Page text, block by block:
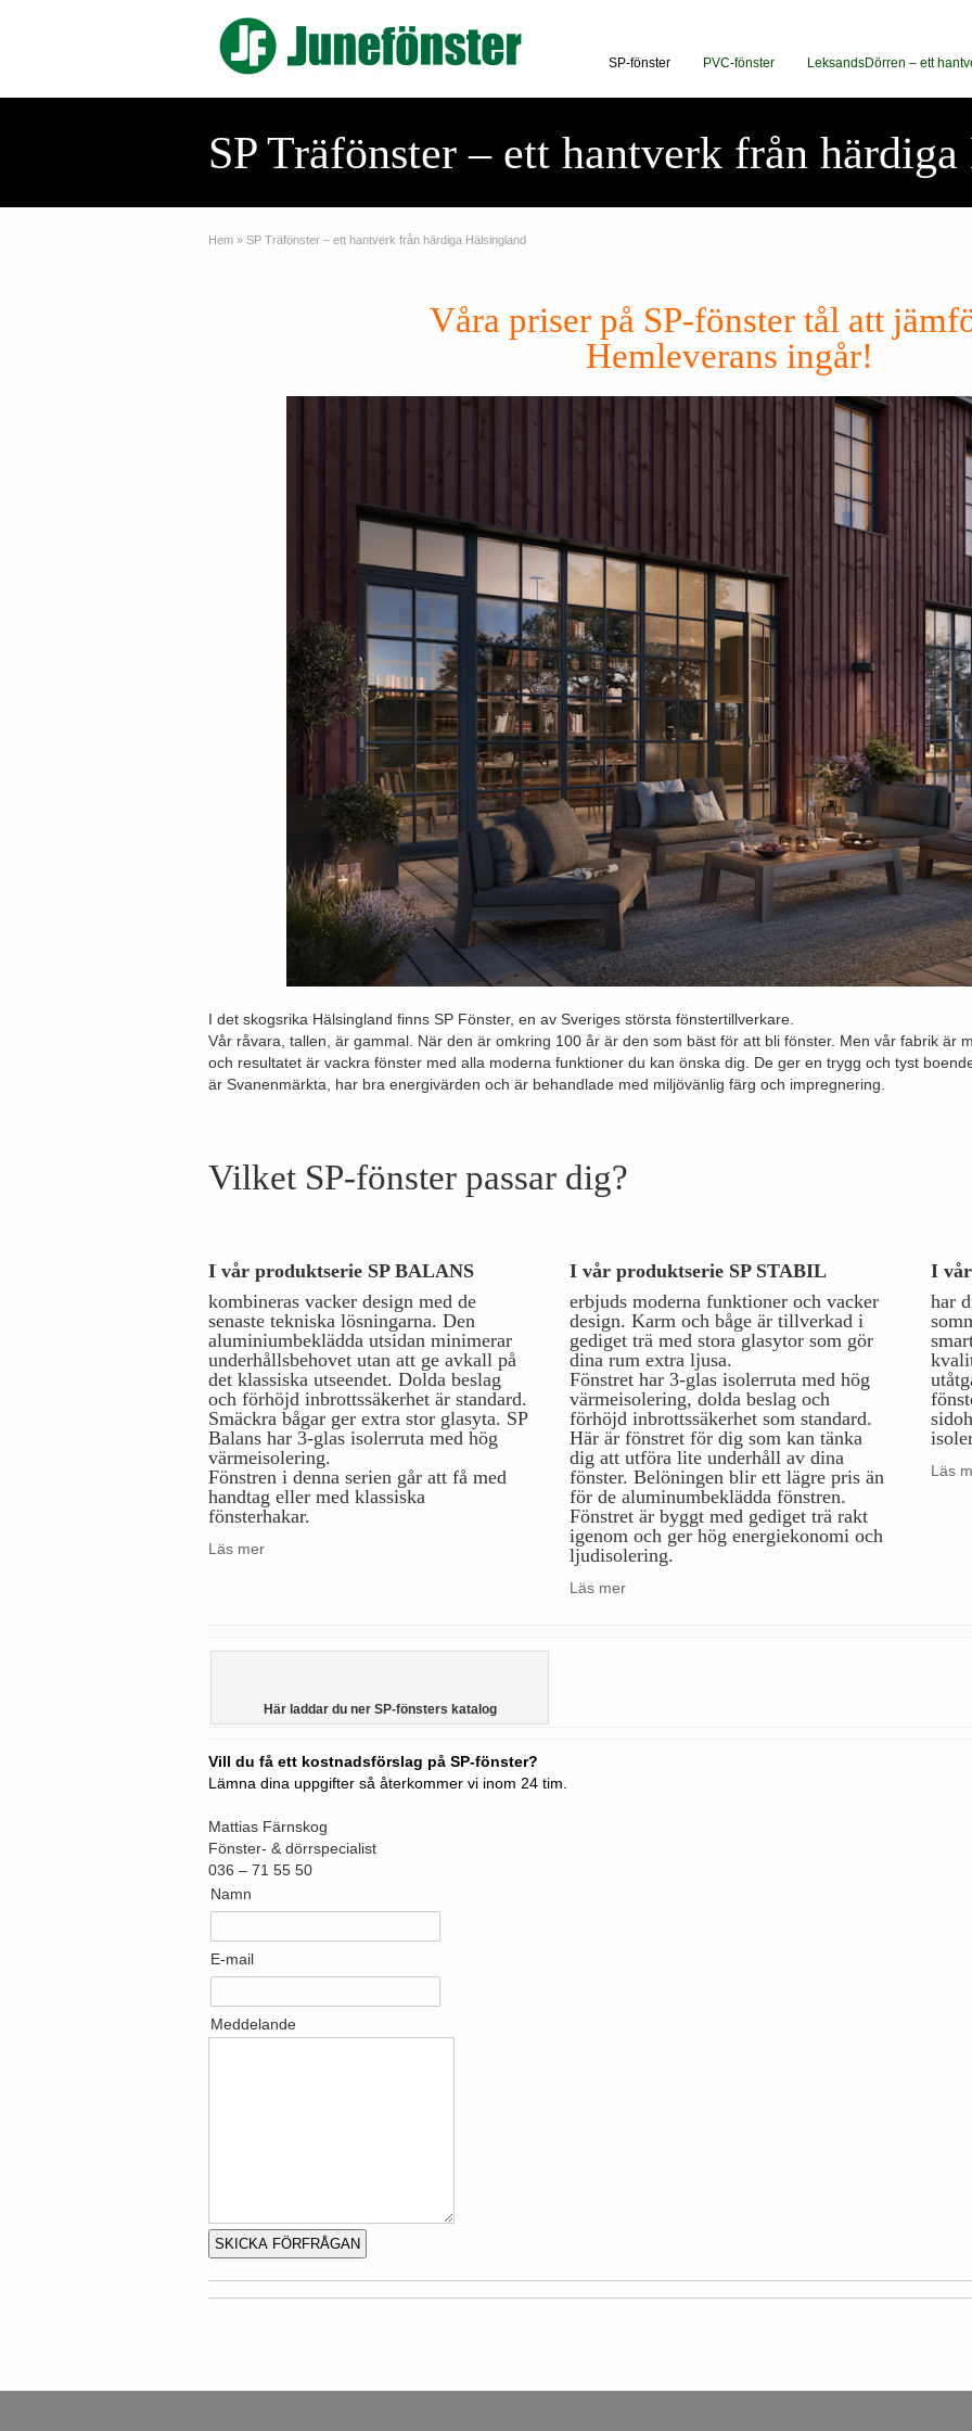
SP-fönster PVC-fönster LeksandsDörren – ett
SP Träfönster – ett hantverk från
Hem » SP Träfönster – ett hantverk från härdiga Hälsingland
Våra priser på SP-fönster tål att
Hemleverans ingår!
I det skogsrika Hälsingland finns SP Fönster, en av Sveriges största fönstertillverkare.
Vår råvara, tallen, är gammal. När den är omkring 100 år är den som bäst för att bli fönster. Men vår fabrik är
och resultatet är vackra fönster med alla moderna funktioner du kan önska dig. De ger en trygg och tyst
är Svanenmärkta, har bra energivärden och är behandlade med miljövänlig färg och impregnering.
Vilket SP-fönster passar dig?
I vår produktserie SP BALANS
kombineras vacker design med de
senaste tekniska lösningarna. Den
aluminiumbeklädda utsidan minimerar
underhållsbehovet utan att ge avkall på
det klassiska utseendet. Dolda beslag
och förhöjd inbrottssäkerhet är standard.
Smäckra bågar ger extra stor glasyta. SP
Balans har 3-glas isolerruta med hög
värmeisolering.
Fönstren i denna serien går att få med
handtag eller med klassiska
fönsterhakar.
Läs mer
I vår produktserie SP STABIL
erbjuds moderna funktioner och vacker
design. Karm och båge är tillverkad i
gediget trä med stora glasytor som gör
dina rum extra ljusa.
Fönstret har 3-glas isolerruta med hög
värmeisolering, dolda beslag och
förhöjd inbrottssäkerhet som standard.
Här är fönstret för dig som kan tänka
dig att utföra lite underhåll av dina
fönster. Belöningen blir ett lägre pris än
för de aluminumbeklädda fönstren.
Fönstret är byggt med gediget trä rakt
igenom och ger hög energiekonomi och
ljudisolering.
Läs mer
I
har
Läs
Här laddar du ner SP-fönsters katalog
Vill du få ett kostnadsförslag på SP-fönster?
Lämna dina uppgifter så återkommer vi inom 24 tim.
Mattias Färnskog
Fönster- & dörrspecialist
036 – 71 55 50
Namn
E-mail
Meddelande
SKICKA FÖRFRÅGAN